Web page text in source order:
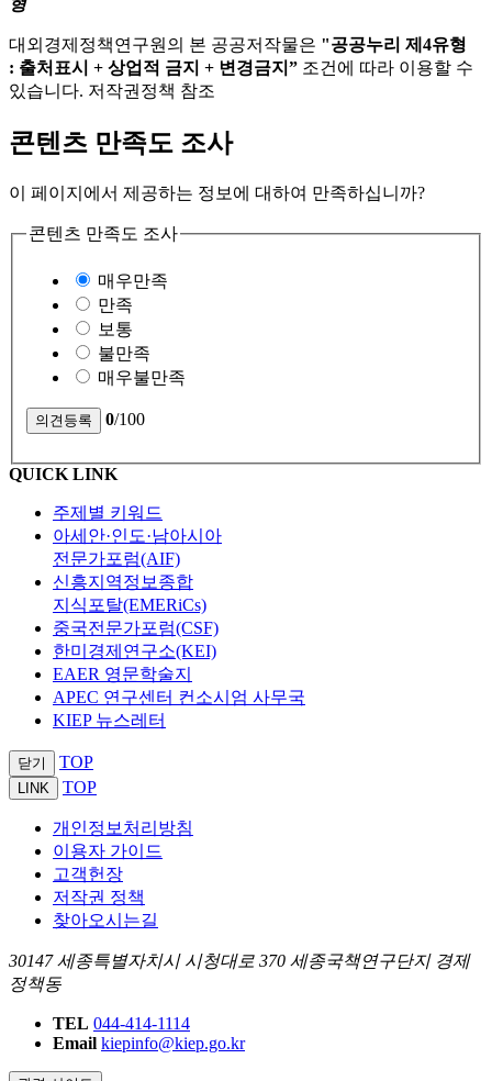
대외경제정책연구원의 본 공공저작물은 "공공누리 제4유형
: 출처표시 + 상업적 금지 + 변경금지” 조건에 따라 이용할 수
있습니다. 저작권정책 참조
콘텐츠 만족도 조사
이 페이지에서 제공하는 정보에 대하여 만족하십니까?
콘텐츠 만족도 조사
매우만족
만족
보통
불만족
매우불만족
0/100
QUICK LINK
주제별 키워드
아세안·인도·남아시아
전문가포럼(AIF)
신흥지역정보종합
지식포탈(EMERiCs)
중국전문가포럼(CSF)
한미경제연구소(KEI)
EAER 영문학술지
APEC 연구센터 컨소시엄 사무국
KIEP 뉴스레터
닫기 TOP
LINK TOP
개인정보처리방침
이용자 가이드
고객헌장
저작권 정책
찾아오시는길
30147 세종특별자치시 시청대로 370 세종국책연구단지 경제
정책동
TEL 044-414-1114
Email kiepinfo@kiep.go.kr